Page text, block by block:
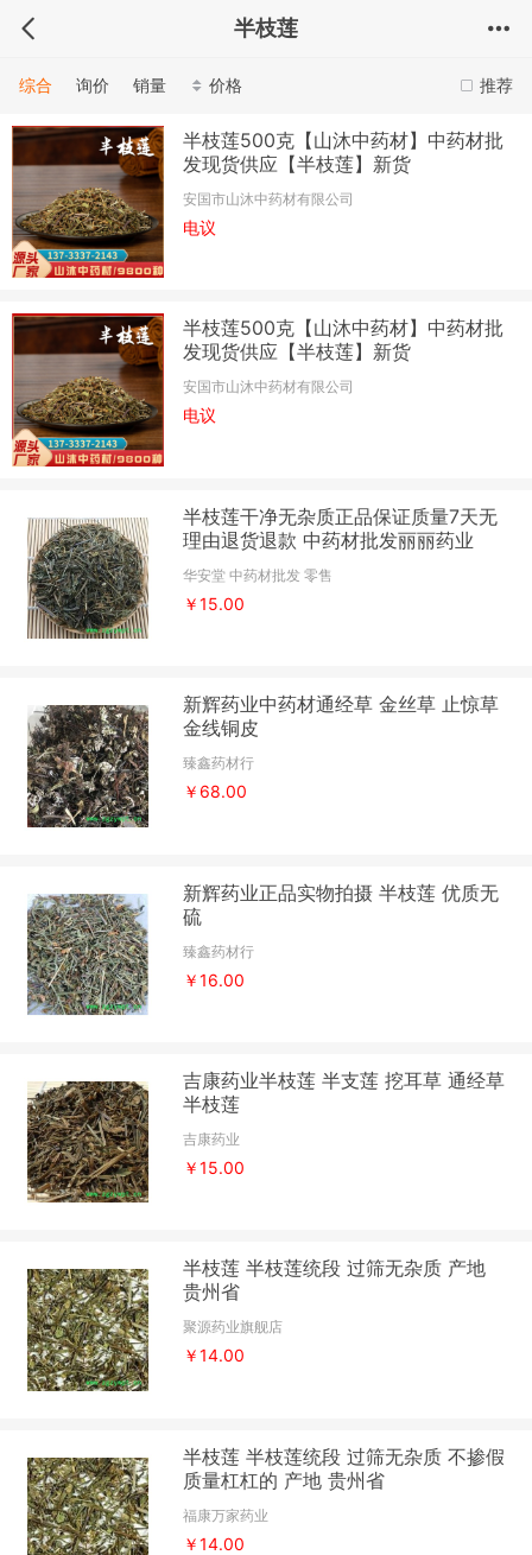
半枝莲
推荐
综合 询价 销量 价格
半枝莲500克【山沐中药材】中药材批
发现货供应【半枝莲】新货
安国市山沐中药材有限公司
电议
半枝莲500克【山沐中药材】中药材批
发现货供应【半枝莲】新货
安国市山沐中药材有限公司
电议
半枝莲干净无杂质正品保证质量7天无
理由退货退款 中药材批发丽丽药业
华安堂 中药材批发 零售
￥15.00
新辉药业中药材通经草 金丝草 止惊草
金线铜皮
臻鑫药材行
￥68.00
新辉药业正品实物拍摄 半枝莲 优质无
硫
臻鑫药材行
￥16.00
吉康药业半枝莲 半支莲 挖耳草 通经草
半枝莲
吉康药业
￥15.00
半枝莲 半枝莲统段 过筛无杂质 产地
贵州省
聚源药业旗舰店
￥14.00
半枝莲 半枝莲统段 过筛无杂质 不掺假
质量杠杠的 产地 贵州省
福康万家药业
￥14.00